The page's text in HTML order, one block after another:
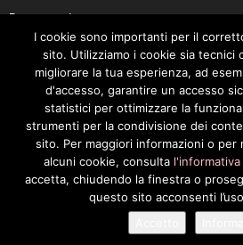
Da non perdere
Da conoscere
Da preservare
Da vivere
Cookie Policy
Privacy Policy
© 2026
I cookie sono importanti per il
sito. Utilizziamo i cookie sia tecnici
migliorare la tua esperienza, ad
d'accesso, garantire un accesso
statistici per ottimizzare la
strumenti per la condivisione dei
sito. Per maggiori informazioni o per
alcuni cookie, consulta
accetta, chiudendo la finestra o
questo sito acconsenti